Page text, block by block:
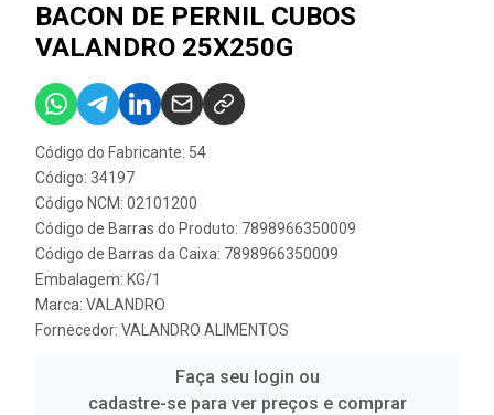
BACON DE PERNIL CUBOS
VALANDRO 25X250G
Código do Fabricante: 54
Código: 34197
Código NCM: 02101200
Código de Barras do Produto: 7898966350009
Código de Barras da Caixa: 7898966350009
Embalagem: KG/1
Marca: VALANDRO
Fornecedor: VALANDRO ALIMENTOS
Faça seu login ou
cadastre-se para ver preços e comprar